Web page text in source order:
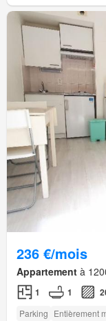
236 €/mois
Appartement à
1 1
Parking Entièrement